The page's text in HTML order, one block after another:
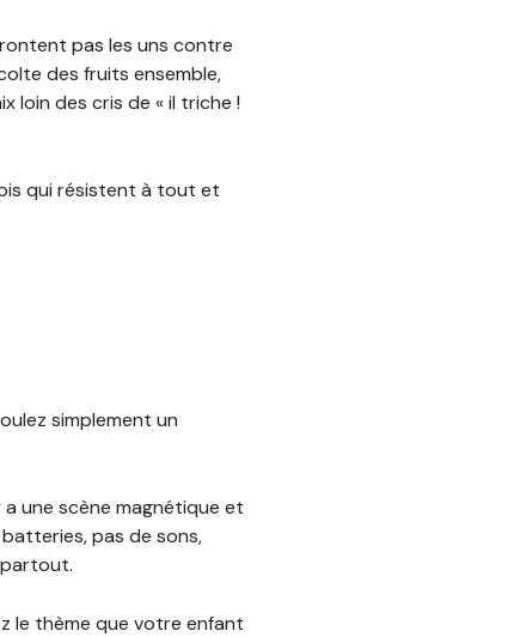
pas les uns contre
des fruits ensemble,
loin des cris de « il triche !
qui résistent à tout et
simplement un
a une scène magnétique et
pas de sons,
le thème que votre enfant